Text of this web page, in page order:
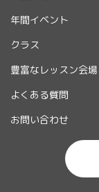
年間イベント
クラス
豊富なレッスン会場
よくある質問
お問い合わせ